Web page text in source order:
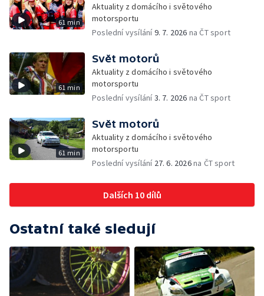
61 min
Aktuality z domácího i světového
motorsportu
Poslední vysílání9. 7. 2026 na ČT sport
61 min
Svět motorů
Aktuality z domácího i světového
motorsportu
Poslední vysílání3. 7. 2026 na ČT sport
61 min
Svět motorů
Aktuality z domácího i světového
motorsportu
Poslední vysílání 27. 6. 2026na ČT sport
Dalších 10 dílů
Ostatní také sledují